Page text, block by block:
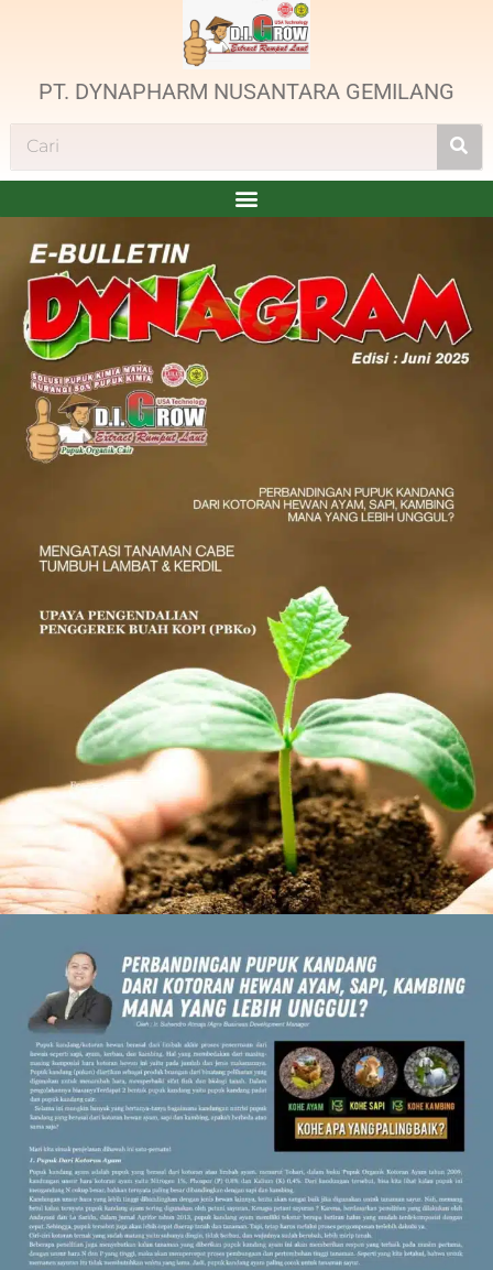
PT. DYNAPHARM NUSANTARA GEMILANG